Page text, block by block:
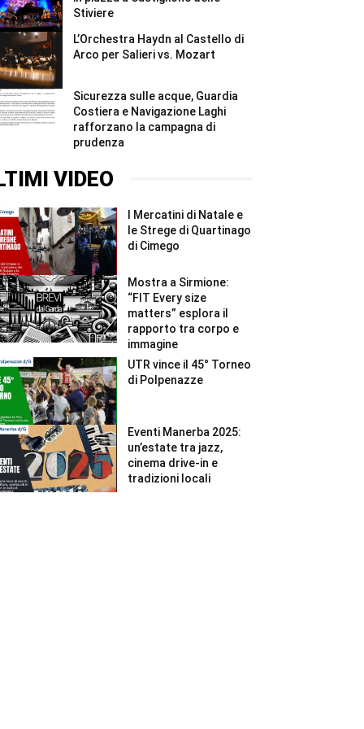
Stiviere
L’Orchestra Haydn al Castello di
Arco per Salieri vs. Mozart
Sicurezza sulle acque, Guardia
Costiera e Navigazione Laghi
rafforzano la campagna di
prudenza
VIDEO
I Mercatini di Natale e
le Strege di Quartinago
di Cimego
Mostra a Sirmione:
“FIT Every size
matters” esplora il
rapporto tra corpo e
immagine
UTR vince il 45° Torneo
di Polpenazze
Eventi Manerba 2025:
un’estate tra jazz,
cinema drive-in e
tradizioni locali